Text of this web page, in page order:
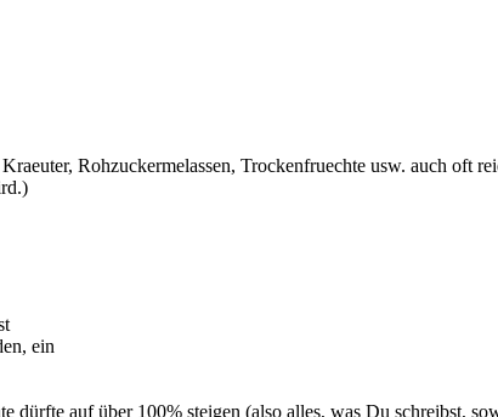
Rohzuckermelassen, Trockenfruechte usw. auch
ein
auf über 100% steigen (also alles, was Du schreibst,